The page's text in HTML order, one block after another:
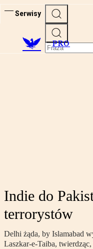
Serwisy
PRO
Indie do
terrorystów
Delhi żąda, by Islamabad
Laszkar-e-Taiba,